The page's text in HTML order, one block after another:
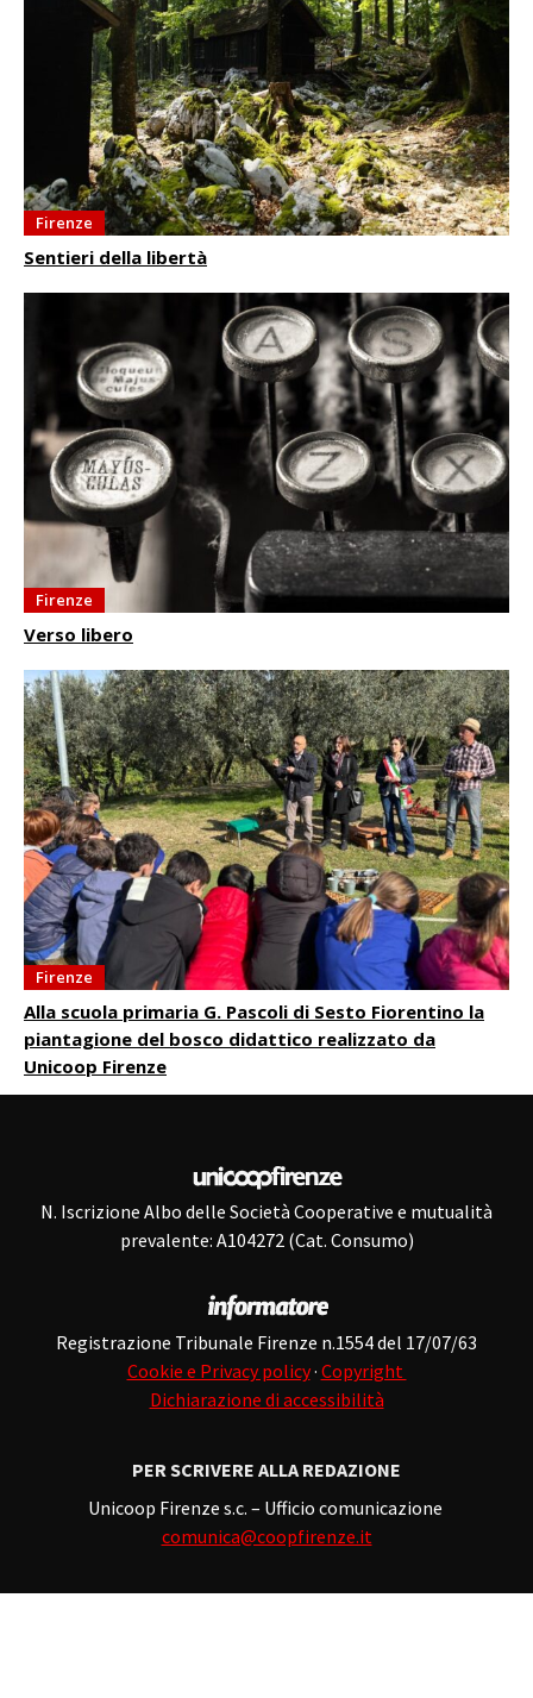
Firenze
Sentieri della libertà
Firenze
Verso libero
Firenze
Alla scuola primaria G. Pascoli di Sesto Fiorentino la
piantagione del bosco didattico realizzato da
Unicoop Firenze
N. Iscrizione Albo delle Società Cooperative e mutualità
prevalente: A104272 (Cat. Consumo)
Registrazione Tribunale Firenze n.1554 del 17/07/63
Cookie e Privacy policy· Copyright
Dichiarazione di accessibilità
PER SCRIVERE ALLA REDAZIONE
Unicoop Firenze s.c. – Ufficio comunicazione
comunica@coopfirenze.it